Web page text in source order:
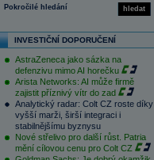
hledat
Pokročilé hledání
INVESTIČNÍ DOPORUČENÍ
AstraZeneca jako sázka na
defenzivu mimo AI horečku
Arista Networks: AI může firmě
zajistit příznivý vítr do zad
Analytický radar: Colt CZ roste díky
vyšší marži, širší integraci i
stabilnějšímu byznysu
Nové střelivo pro další růst. Patria
mění cílovou cenu pro Colt CZ